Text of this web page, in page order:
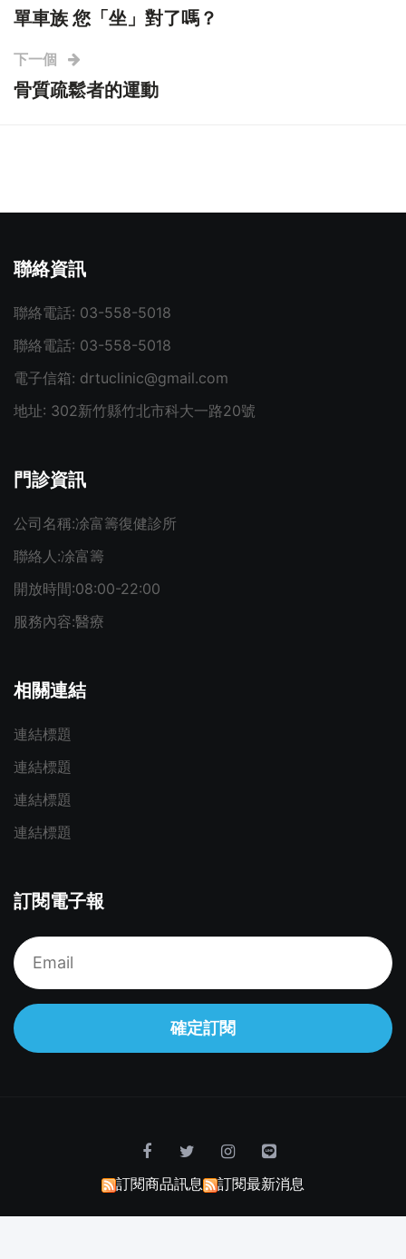
單車族 您「坐」對了嗎？
下一個
骨質疏鬆者的運動
聯絡資訊
聯絡電話: 03-558-5018
聯絡電話: 03-558-5018
電子信箱: drtuclinic@gmail.com
地址: 302新竹縣竹北市科大一路20號
門診資訊
公司名稱:凃富籌復健診所
聯絡人:凃富籌
開放時間:08:00-22:00
服務內容:醫療
相關連結
連結標題
連結標題
連結標題
連結標題
訂閱電子報
確定訂閱
訂閱商品訊息 訂閱最新消息